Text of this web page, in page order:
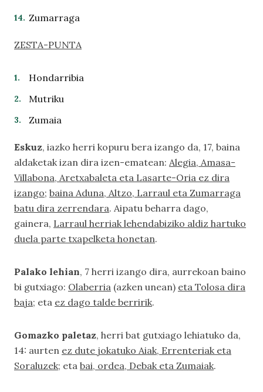
Zumarraga
ZESTA-PUNTA
Hondarribia
Mutriku
Zumaia
Eskuz, iazko herri kopuru bera izango da, 17, baina
aldaketak izan dira izen-ematean: Alegia, Amasa-
Villabona, Aretxabaleta eta Lasarte-Oria ez dira
izango; baina Aduna, Altzo, Larraul eta Zumarraga
batu dira zerrendara. Aipatu beharra dago,
gainera, Larraul herriak lehendabiziko aldiz hartuko
duela parte txapelketa honetan.
Palako lehian, 7 herri izango dira, aurrekoan baino
bi gutxiago: Olaberria (azken unean) eta Tolosa dira
baja; eta ez dago talde berririk.
Gomazko paletaz, herri bat gutxiago lehiatuko da,
14: aurten ez dute jokatuko Aiak, Errenteriak eta
Soraluzek; eta bai, ordea, Debak eta Zumaiak.